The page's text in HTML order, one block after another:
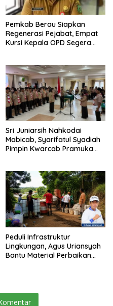
Pemkab Berau Siapkan
Regenerasi Pejabat, Empat
Kursi Kepala OPD Segera
Sri Juniarsih Nahkodai
Mabicab, Syarifatul Syadiah
Pimpin Kwarcab Pramuka
Peduli Infrastruktur
Lingkungan, Agus Uriansyah
Bantu Material Perbaikan